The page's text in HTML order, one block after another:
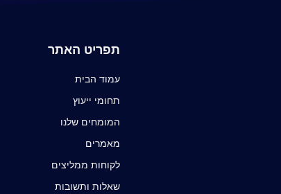
תפריט האתר
עמוד הבית
תחומי ייעוץ
המומחים שלנו
מאמרים
לקוחות ממליצים
שאלות ותשובות